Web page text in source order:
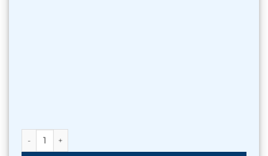
AutoPot 1Pot XL uitbreiding set aantal